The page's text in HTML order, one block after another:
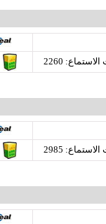
الاستماع: 2260
الاستماع: 2985